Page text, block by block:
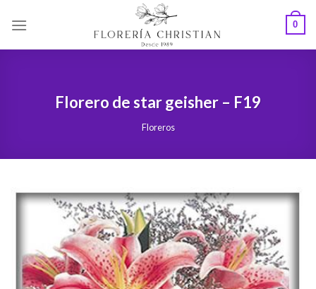
0
Florero de star geisher – F19
Floreros